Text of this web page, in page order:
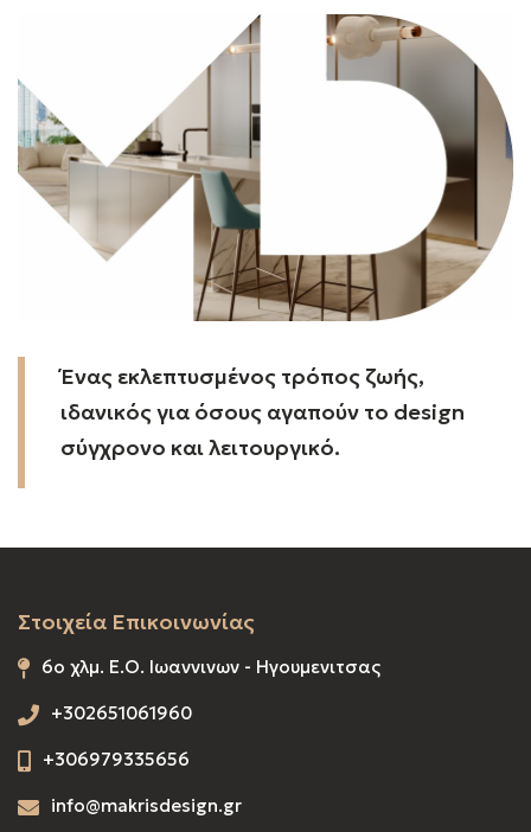
Ένας εκλεπτυσμένος τρόπος ζωής,
ιδανικός για όσους αγαπούν το design
σύγχρονο και λειτουργικό.
Στοιχεία Επικοινωνίας
6o χλμ. Ε.Ο. Ιωαννινων - Ηγουμενιτσας
+302651061960
+306979335656
info@makrisdesign.gr